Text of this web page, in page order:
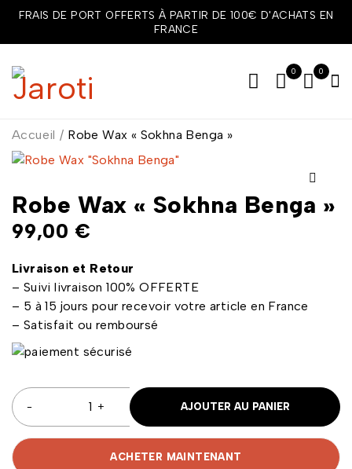
FRAIS DE PORT OFFERTS À PARTIR DE 100€ D'ACHATS EN
FRANCE
0 0
Accueil / Robe Wax « Sokhna Benga »
Robe Wax « Sokhna Benga »
99,00 €
Livraison et Retour
– Suivi livraison 100% OFFERTE
– 5 à 15 jours pour recevoir votre article en France
– Satisfait ou remboursé
AJOUTER AU PANIER
ACHETER MAINTENANT